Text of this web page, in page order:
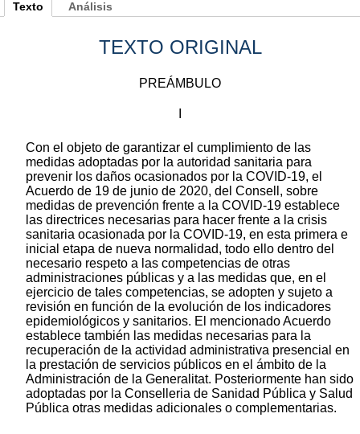
Texto
TEXTO ORIGINAL
PREÁMBULO
Con el objeto de garantizar el cumplimiento de las
medidas adoptadas por la autoridad sanitaria para
prevenir los daños ocasionados por la COVID-19, el
Acuerdo de 19 de junio de 2020, del Consell, sobre
medidas de prevención frente a la COVID-19 establece
las directrices necesarias para hacer frente a la crisis
sanitaria ocasionada por la COVID-19, en esta primera e
inicial etapa de nueva normalidad, todo ello dentro del
necesario respeto a las competencias de otras
administraciones públicas y a las medidas que, en el
ejercicio de tales competencias, se adopten y sujeto a
revisión en función de la evolución de los indicadores
epidemiológicos y sanitarios. El mencionado Acuerdo
establece también las medidas necesarias para la
recuperación de la actividad administrativa presencial en
la prestación de servicios públicos en el ámbito de la
Administración de la Generalitat. Posteriormente han sido
adoptadas por la Conselleria de Sanidad Pública y Salud
Pública otras medidas adicionales o complementarias.
Análisis